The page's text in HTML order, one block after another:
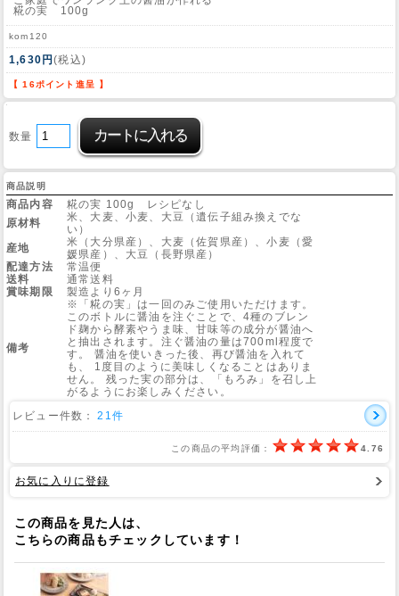
糀の実 100g
kom120
1,630円(税込)
【 16ポイント進呈 】
数量
商品説明
商品内容
糀の実 100g レシピなし
原材料
米、大麦、小麦、大豆（遺伝子組み換えでな
い）
産地
米（大分県産）、大麦（佐賀県産）、小麦（愛
媛県産）、大豆（長野県産）
配達方法
常温便
送料
通常送料
賞味期限
製造より6ヶ月
備考
※「糀の実」は一回のみご使用いただけます。
このボトルに醤油を注ぐことで、4種のブレン
ド麹から酵素やうま味、甘味等の成分が醤油へ
と抽出されます。注ぐ醤油の量は700ml程度で
す。 醤油を使いきった後、再び醤油を入れて
も、 1度目のように美味しくなることはありま
せん。 残った実の部分は、「もろみ」を召し上
がるようにお楽しみください。
レビュー件数：
21件
この商品の平均評価： 4.76
お気に入りに登録
この商品を見た人は、
こちらの商品もチェックしています！